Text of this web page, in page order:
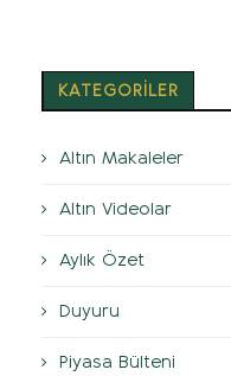
KATEGORİLER
Altın Makaleler
Altın Videolar
Aylık Özet
Duyuru
Piyasa Bülteni